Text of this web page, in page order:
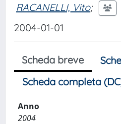
RACANELLI, Vito;
2004-01-01
Scheda breve
Scheda completa
Anno
2004